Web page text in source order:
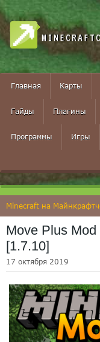
Главная Карты
Гайды Плагины
Программы Игры
Minecraft на
Move Plus
[1.7.10]
17 октября 2019